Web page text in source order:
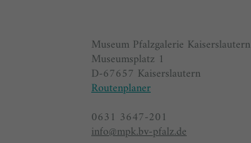
Museum Pfalzgalerie Kaiserslautern
Museumsplatz 1
D-67657 Kaiserslautern
Routenplaner
0631 3647-201
info@mpk.bv-pfalz.de